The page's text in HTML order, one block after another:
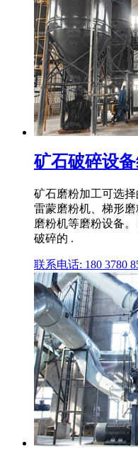
矿石破碎设
矿石磨粉加工可选择
雷蒙磨粉机、梯形
磨粉机等磨粉设备
破碎的 .
联系电话: 180 3780